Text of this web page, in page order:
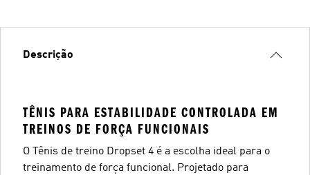
Descrição
TÊNIS PARA ESTABILIDADE CONTROLADA EM
TREINOS DE FORÇA FUNCIONAIS
O Tênis de treino Dropset 4 é a escolha ideal para o
treinamento de força funcional. Projetado para